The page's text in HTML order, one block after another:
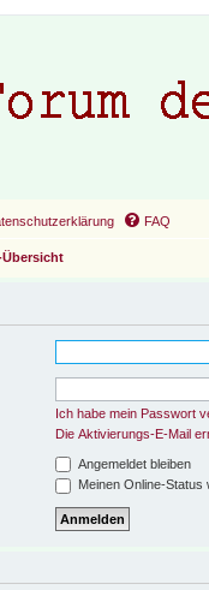
FAQ
Übersicht
Ich habe mein Passwort
Die Aktivierungs-E-Mail
Angemeldet bleiben
Meinen Online-